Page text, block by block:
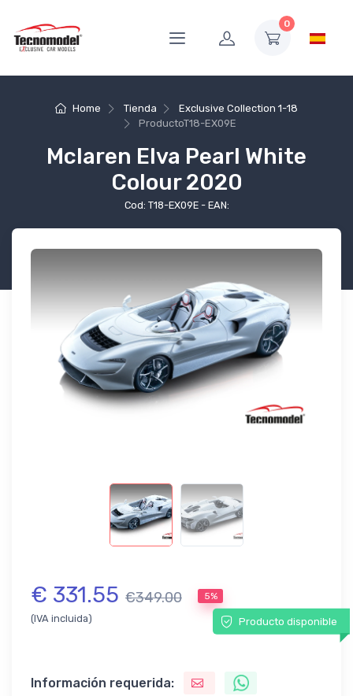
0
Home Tienda
Exclusive Collection 1-18
ProductoT18-EX09E
Mclaren Elva Pearl White
Colour 2020
Cod: T18-EX09E - EAN:
€ 331.55 €349.00 5%
(IVA incluida) Producto disponible
Información requerida: